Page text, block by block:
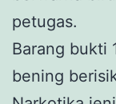
petugas.
Barang bukti
bening